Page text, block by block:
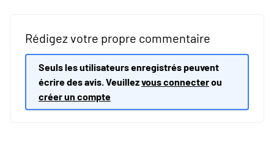
Rédigez votre propre commentaire
Seuls les utilisateurs enregistrés peuvent
écrire des avis. Veuillezvous connecterou
créer un compte